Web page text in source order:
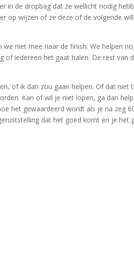
de dropbag dat ze wellicht nodig
op wijzen of ze deze of de volgende
niet mee naar de finish. We helpen
iedereen het gaat halen. De rest van
of ik dan zou gaan helpen. Of dat niet
Kan of wil je niet lopen, ga dan
het gewaardeerd wordt als je na zeg
dat het goed komt en je het